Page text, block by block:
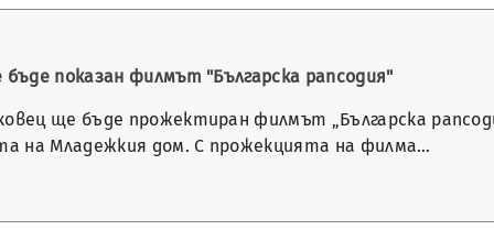
показан филмът "Българска рапсодия"
ще бъде прожектиран филмът „Българска
на Младежкия дом. С прожекцията на филма…